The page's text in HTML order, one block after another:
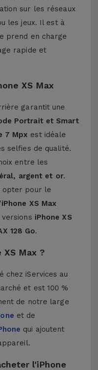
sur les réseaux
les jeux. Il est à
prend en charge
rapide et
XS Max
garantit une
Portrait et Smart
7 Mpx est idéale
selfies de qualité.
entre les
argent et or.
opter pour le
iPhone XS Max
iPhone XS
128 Go.
XS Max ?
chez iServices au
et est 100 %
de notre large
et de
qui ajoutent
l'iPhone